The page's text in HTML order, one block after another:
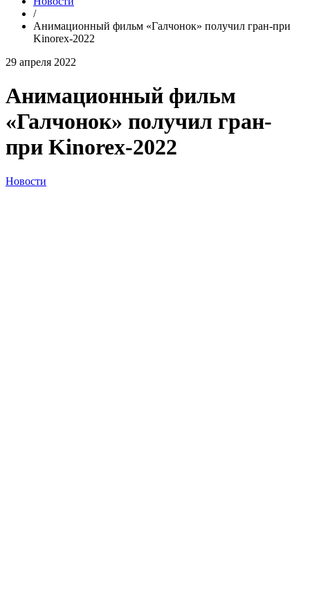
/
Анимационный фильм «Галчонок» получил гран-при
Kinorex-2022
29 апреля 2022
Анимационный фильм
«Галчонок» получил гран-
при Kinorex-2022
Новости